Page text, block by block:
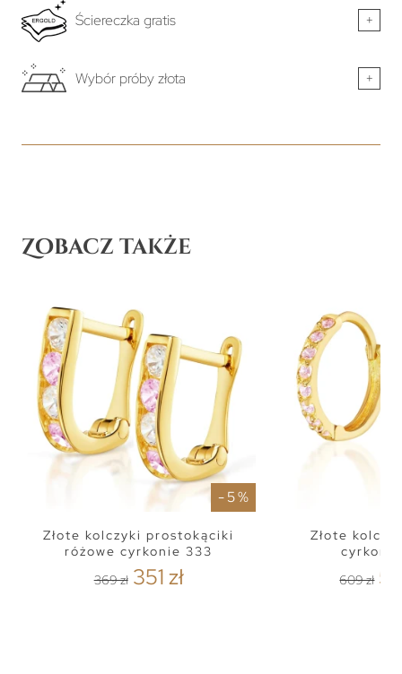
Ściereczka gratis +
Wybór próby złota +
Zobacz także
- 5 %
Złote kolczyki prostokąciki
różowe cyrkonie 333
369 zł 351 zł
Złote
609 zł